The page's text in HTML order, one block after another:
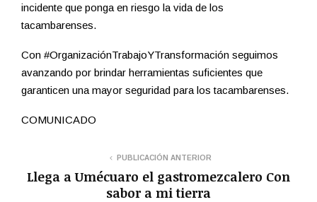
incidente que ponga en riesgo la vida de los
tacambarenses.
Con #OrganizaciónTrabajoYTransformación seguimos
avanzando por brindar herramientas suficientes que
garanticen una mayor seguridad para los tacambarenses.
COMUNICADO
PUBLICACIÓN ANTERIOR
Llega a Umécuaro el gastromezcalero Con
sabor a mi tierra